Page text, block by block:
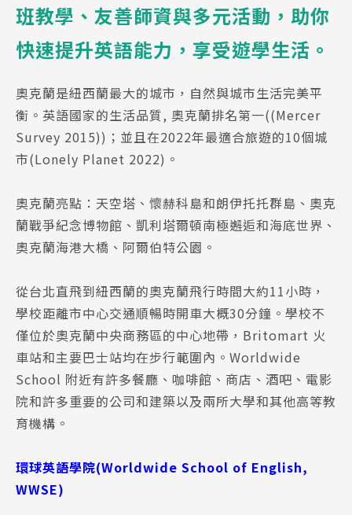
班教學、友善師資與多元活動，助你
快速提升英語能力，享受遊學生活。
奧克蘭是紐西蘭最大的城市，自然與城市生活完美平
衡。​英語國家的生活品質, 奧克蘭排名第一((Mercer
Survey 2015))；並且在2022年最適合旅遊的10個城
市(Lonely Planet 2022)。
奧克蘭亮點：天空塔、懷赫科島和朗伊托托群島、奧克
蘭戰爭紀念博物館、凱利塔爾頓南極邂逅和海底世界、
奧克蘭海港大橋、阿爾伯特公園。
從台北直飛到紐西蘭的奧克蘭飛行時間大約11小時，
學校距離市中心交通順暢時開車大概30分鐘。學校不
僅位於奧克蘭中央商務區的中心地帶，Britomart 火
車站和主要巴士站均在步行範圍內。Worldwide
School 附近有許多餐廳、咖啡館、商店、酒吧、電影
院和許多重要的公司和建築以及兩所大學和其他高等教
育機構。
環球英語學院(Worldwide School of English,
WWSE)